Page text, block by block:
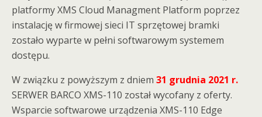
platformy XMS Cloud Managment Platform poprzez
instalację w firmowej sieci IT sprzętowej bramki
zostało wyparte w pełni softwarowym systemem
dostępu.
W związku z powyższym z dniem 31 grudnia 2021 r.
SERWER BARCO XMS-110 został wycofany z oferty.
Wsparcie softwarowe urządzenia XMS-110 Edge